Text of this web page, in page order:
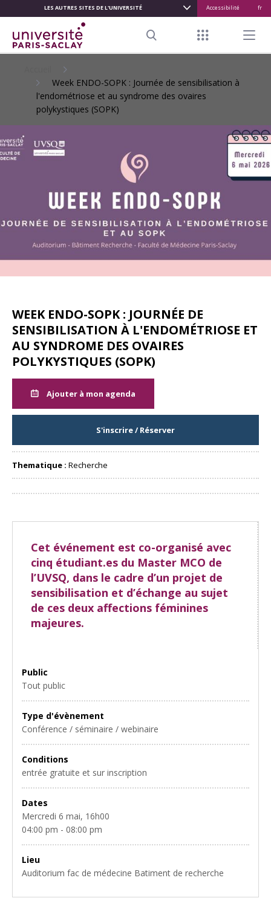
CONTENU
PRINCIPAL
LES AUTRES SITES DE L'UNIVERSITÉ Accessibilité fr
Menu Menu
Week ENDO-SOPK : Journée de sensibilisation à
l'endométriose et au syndrome des ovaires
polykystiques (SOPK)
WEEK ENDO-SOPK : JOURNÉE DE
SENSIBILISATION À L'ENDOMÉTRIOSE ET
AU SYNDROME DES OVAIRES
POLYKYSTIQUES (SOPK)
Ajouter à mon agenda
S'inscrire / Réserver
Thematique : Recherche
Cet événement est co-organisé avec
cinq étudiant.es du Master MCO de
l’UVSQ, dans le cadre d’un projet de
sensibilisation et d’échange au sujet
de ces deux affections féminines
majeures.
Public
Tout public
Type d'évènement
Conférence / séminaire / webinaire
Conditions
entrée gratuite et sur inscription
Dates
Mercredi 6 mai, 16h00
04:00 pm - 08:00 pm
Lieu
Auditorium fac de médecine Batiment de recherche